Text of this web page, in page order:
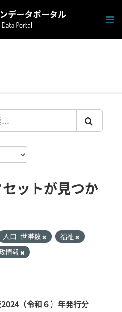
ットが見つか
人口_世帯数
福祉
情報
（令和６）年発行分